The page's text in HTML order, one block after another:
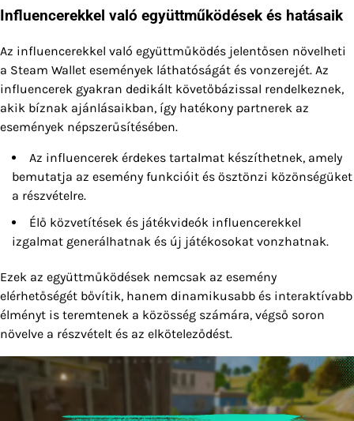
Influencerekkel való együttműködések és hatásaik
Az influencerekkel való együttműködés jelentősen növelheti
a Steam Wallet események láthatóságát és vonzerejét. Az
influencerek gyakran dedikált követőbázissal rendelkeznek,
akik bíznak ajánlásaikban, így hatékony partnerek az
események népszerűsítésében.
Az influencerek érdekes tartalmat készíthetnek, amely
bemutatja az esemény funkcióit és ösztönzi közönségüket
a részvételre.
Élő közvetítések és játékvideók influencerekkel
izgalmat generálhatnak és új játékosokat vonzhatnak.
Ezek az együttműködések nemcsak az esemény
elérhetőségét bővítik, hanem dinamikusabb és interaktívabb
élményt is teremtenek a közösség számára, végső soron
növelve a részvételt és az elköteleződést.